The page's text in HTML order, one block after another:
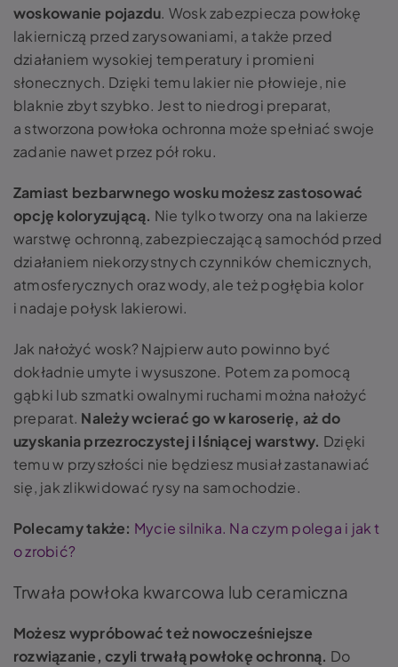
woskowanie pojazdu. Wosk zabezpiecza powłokę
lakierniczą przed zarysowaniami, a także przed
działaniem wysokiej temperatury i promieni
słonecznych. Dzięki temu lakier nie płowieje, nie
blaknie zbyt szybko. Jest to niedrogi preparat,
a stworzona powłoka ochronna może spełniać swoje
zadanie nawet przez pół roku.
Zamiast bezbarwnego wosku możesz zastosować
opcję koloryzującą. Nie tylko tworzy ona na lakierze
warstwę ochronną, zabezpieczającą samochód przed
działaniem niekorzystnych czynników chemicznych,
atmosferycznych oraz wody, ale też pogłębia kolor
i nadaje połysk lakierowi.
Jak nałożyć wosk? Najpierw auto powinno być
dokładnie umyte i wysuszone. Potem za pomocą
gąbki lub szmatki owalnymi ruchami można nałożyć
preparat. Należy wcierać go w karoserię, aż do
uzyskania przezroczystej i lśniącej warstwy. Dzięki
temu w przyszłości nie będziesz musiał zastanawiać
się, jak zlikwidować rysy na samochodzie.
Polecamy także: Mycie silnika. Na czym polega i jak t
o zrobić?
Trwała powłoka kwarcowa lub ceramiczna
Możesz wypróbować też nowocześniejsze
rozwiązanie, czyli trwałą powłokę ochronną. Do